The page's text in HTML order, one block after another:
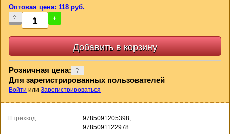
Оптовая цена: 118 руб.
- +
Розничная цена:
Для зарегистрированных пользователей
Войти или Зарегистрироваться
Штрихкод
9785091205398,
9785091122978